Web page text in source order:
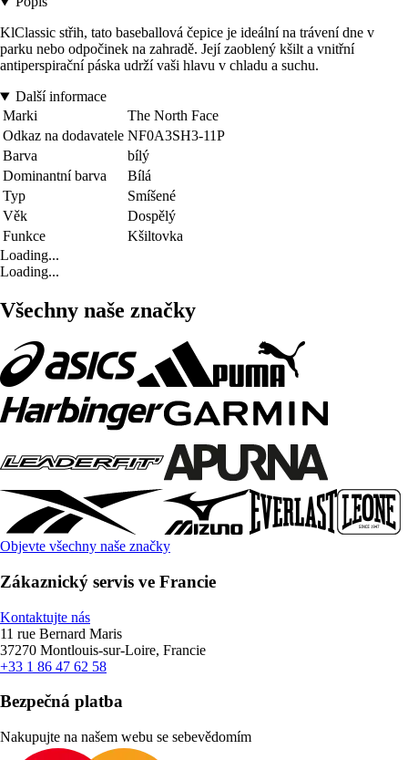
KlClassic střih, tato baseballová čepice je ideální na trávení dne v
parku nebo odpočinek na zahradě. Její zaoblený kšilt a vnitřní
antiperspirační páska udrží vaši hlavu v chladu a suchu.
Další informace
Marki
The North Face
Odkaz na dodavatele NF0A3SH3-11P
Barva
bílý
Dominantní barva
Bílá
Typ
Smíšené
Věk
Dospělý
Funkce
Kšiltovka
Loading...
Loading...
Všechny naše značky
Objevte všechny naše značky
Zákaznický servis ve Francie
Kontaktujte nás
11 rue Bernard Maris
37270 Montlouis-sur-Loire, Francie
+33 1 86 47 62 58
Bezpečná platba
Nakupujte na našem webu se sebevědomím